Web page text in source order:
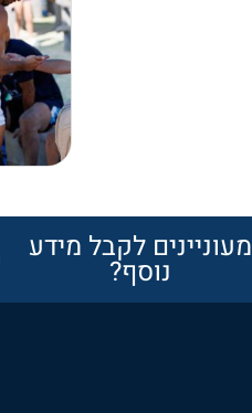
מעוניינים לקבל מידע
נוסף?